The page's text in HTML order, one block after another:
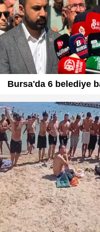
Bursa'da 6 belediye